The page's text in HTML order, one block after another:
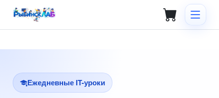
Ежедневные IT-уроки